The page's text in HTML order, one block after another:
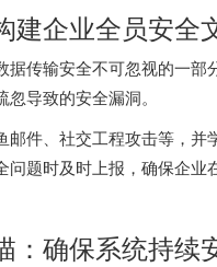
建企业全员安全
传输安全不可忽视的一
导致的安全漏洞。
邮件、社交工程攻击等，
题时及时上报，确保企
：确保系统持续